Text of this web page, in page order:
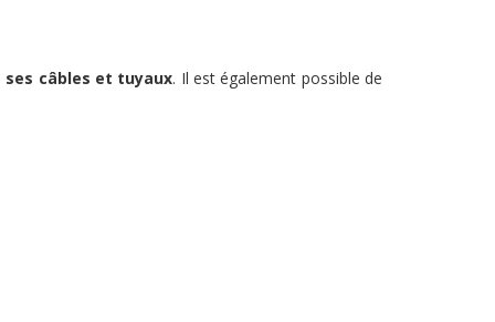
câbles et tuyaux. Il est également possible de